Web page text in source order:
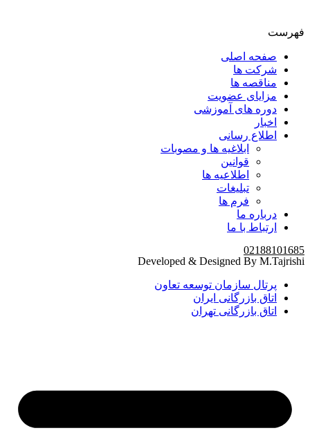
فهرست
صفحه اصلی
شرکت ها
مناقصه ها
مزایای عضویت
دوره های آموزشی
اخبار
اطلاع رسانی
ابلاغیه ها و مصوبات
قوانین
اطلاعیه ها
تبلیغات
فرم ها
درباره ما
ارتباط با ما
02188101685
Developed & Designed By M.Tajrishi
پرتال سازمان توسعه تعاون
اتاق بازرگانی ایران
اتاق بازرگانی تهران